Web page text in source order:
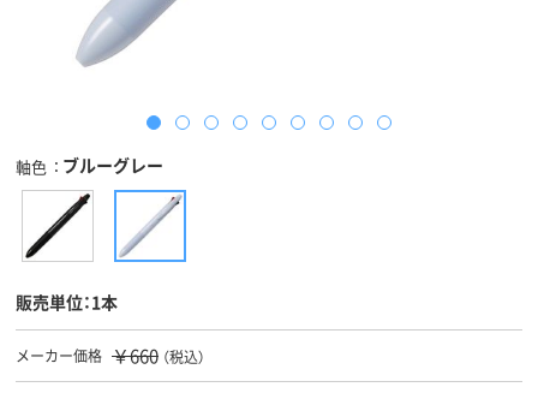
軸色 ブルーグレー
販売単位：1本
メーカー価格 ￥660 （税込）